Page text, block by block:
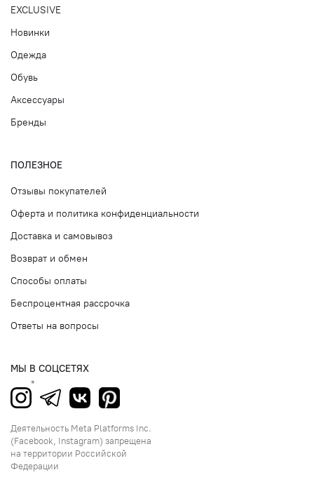
EXCLUSIVE
Новинки
Одежда
Обувь
Аксессуары
Бренды
ПОЛЕЗНОЕ
Отзывы покупателей
Оферта и политика конфиденциальности
Доставка и самовывоз
Возврат и обмен
Способы оплаты
Беспроцентная рассрочка
Ответы на вопросы
МЫ В СОЦСЕТЯХ
Деятельность Meta Platforms Inc.
(Facebook, Instagram) запрещена
на территории Российской
Федерации